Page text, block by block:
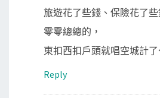
旅遊花了些錢、保險花了
零零總總的，
東扣西扣戶頭就唱空城計了
Reply